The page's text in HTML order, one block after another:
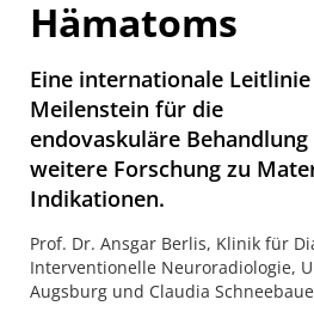
Hämatoms
Eine internationale
Meilenstein für die
endovaskuläre
weitere Forschung zu
Indikationen.
Prof. Dr. Ansgar Berlis, Klinik für
Interventionelle Neuroradiologie,
Augsburg und Claudia